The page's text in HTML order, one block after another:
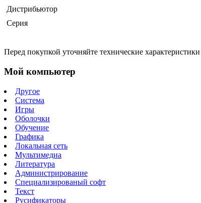
Дистрибьютор
Серия
Перед покупкой уточняйте технические
Мой компьютер
Другое
Система
Игры
Оболочки
Обучение
Графика
Локальная сеть
Мультимедиа
Литература
Администрирование
Специализированый софт
Текст
Русификаторы